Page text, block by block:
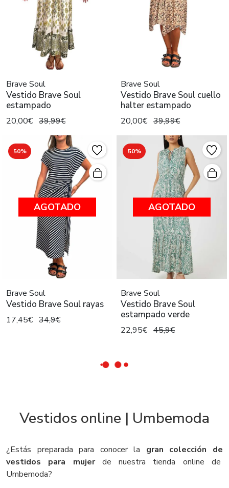
Brave Soul
Vestido Brave Soul
estampado
20,00€ 39,99€
Brave Soul
Vestido Brave Soul cuello
halter estampado
20,00€ 39,99€
50%
AGOTADO
Brave Soul
Vestido Brave Soul rayas
17,45€ 34,9€
50%
AGOTADO
Brave Soul
Vestido Brave Soul
estampado verde
22,95€ 45,9€
Vestidos online | Umbemoda
¿Estás preparada para conocer la gran colección de
vestidos para mujerde nuestra tienda online de
Umbemoda?